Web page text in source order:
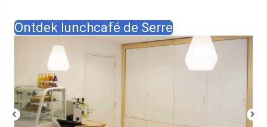
Ontdek lunchcafé de Serre